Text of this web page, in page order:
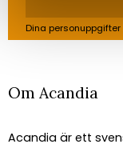
Dina
Om Acandia
Acandia är ett